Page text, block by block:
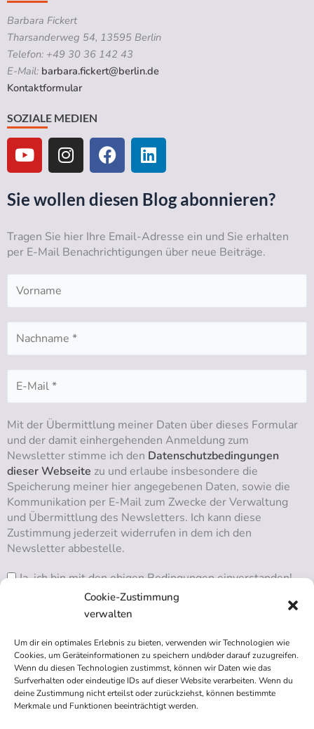
Cookie-Zustimmung
verwalten
Um dir ein optimales Erlebnis zu bieten, verwenden wir Technologien wie
Cookies, um Geräteinformationen zu speichern und/oder darauf zuzugreifen.
Wenn du diesen Technologien zustimmst, können wir Daten wie das
Surfverhalten oder eindeutige IDs auf dieser Website verarbeiten. Wenn du
deine Zustimmung nicht erteilst oder zurückziehst, können bestimmte
Merkmale und Funktionen beeinträchtigt werden.
Barbara Fickert
Tharsanderweg 54, 13595 Berlin
Telefon: +49 30 36 142 43
E-Mail: barbara.fickert@berlin.de
Kontaktformular
SOZIALE MEDIEN
Y
o
u
t
u
e
I
n
s
t
a
r
a
m
F
a
c
e
b
o
o
k
L
i
n
k
e
d
i
n
Sie wollen diesen Blog abonnieren?
Tragen Sie hier Ihre Email-Adresse ein und Sie erhalten
per E-Mail Benachrichtigungen über neue Beiträge.
Mit der Übermittlung meiner Daten über dieses Formular
und der damit einhergehenden Anmeldung zum
Newsletter stimme ich den Datenschutzbedingungen
dieser Webseite zu und erlaube insbesondere die
Speicherung meiner hier angegebenen Daten, sowie die
Kommunikation per E-Mail zum Zwecke der Verwaltung
und Übermittlung des Newsletters. Ich kann diese
Zustimmung jederzeit widerrufen in dem ich den
Newsletter abbestelle.
Ja, ich bin mit den obigen Bedingungen einverstanden!
RSS ABONNIEREN